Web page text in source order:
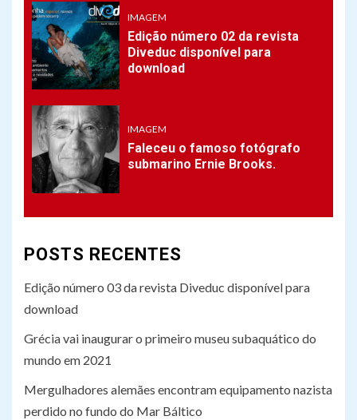
TECH
Mar Báltico
4
IMAGEM
IMAGEM
Edição número 02 da revista
Diveduc disponível para
download
IMAGEM
Faleceu o famoso fotógrafo
submarino Ernie Brooks.
POSTS RECENTES
Edição número 03 da revista Diveduc disponível para
download
Grécia vai inaugurar o primeiro museu subaquático do
mundo em 2021
Mergulhadores alemães encontram equipamento nazista
perdido no fundo do Mar Báltico